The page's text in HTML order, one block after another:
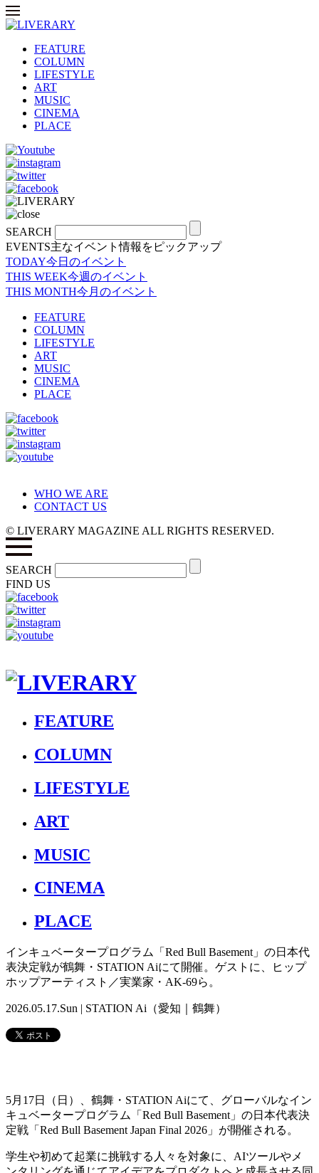
FEATURE
COLUMN
LIFESTYLE
ART
MUSIC
CINEMA
PLACE
SEARCH
EVENTS主なイベント情報をピックアップ
TODAY今日のイベント
THIS WEEK今週のイベント
THIS MONTH今月のイベント
FEATURE
COLUMN
LIFESTYLE
ART
MUSIC
CINEMA
PLACE
WHO WE ARE
CONTACT US
© LIVERARY MAGAZINE ALL RIGHTS RESERVED.
SEARCH
FIND US
FEATURE
COLUMN
LIFESTYLE
ART
MUSIC
CINEMA
PLACE
インキュベータープログラム「Red Bull Basement」の日本代
表決定戦が鶴舞・STATION Aiにて開催。ゲストに、ヒップ
ホップアーティスト／実業家・AK-69ら。
2026.05.17.Sun | STATION Ai（愛知｜鶴舞）
5月17日（日）、鶴舞・STATION Aiにて、グローバルなイン
キュベータープログラム「Red Bull Basement」の日本代表決
定戦「Red Bull Basement Japan Final 2026」が開催される。
学生や初めて起業に挑戦する人々を対象に、AIツールやメ